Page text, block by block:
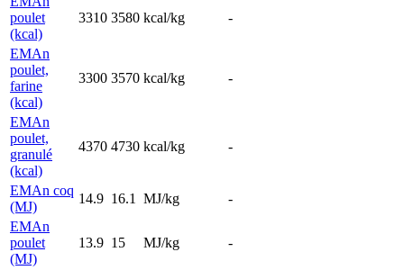
poulet
(kcal)
3310 3580 kcal/kg -
EMAn
poulet,
farine
(kcal)
3300 3570 kcal/kg -
EMAn
poulet,
granulé
(kcal)
4370 4730 kcal/kg -
EMAn coq
(MJ)
14.9 16.1 MJ/kg
-
EMAn
poulet
(MJ)
13.9 15 MJ/kg -